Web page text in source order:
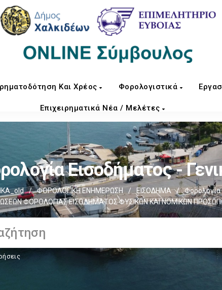
Και Χρέος Φορολογιστικά
Επιχειρηματικά Νέα / Μελέτες
Εισοδήματος -
/ ΦΟΡΟΛΟΓΙΚΗ ΕΝΗΜΕΡΩΣΗ / ΕΙΣΟΔΗΜΑ / Φορολογία
ΦΟΡΟΛΟΓΙΑΣ ΕΙΣΟΔΗΜΑΤΟΣ ΦΥΣΙΚΩΝ ΚΑΙ ΝΟΜΙΚΩΝ